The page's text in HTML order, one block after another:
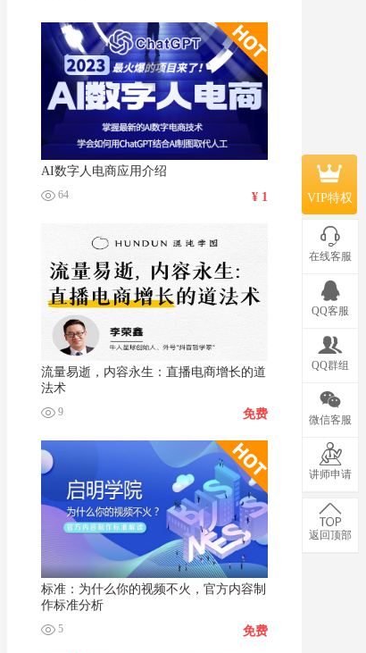
AI数字人电商应用介绍
64 ¥ 1
流量易逝，内容永生：直播电商增长的道
法术
9 免费
标准：为什么你的视频不火，官方内容制
作标准分析
5 免费
VIP特权
在线客服
QQ客服
QQ群组
微信客服
讲师申请
返回顶部